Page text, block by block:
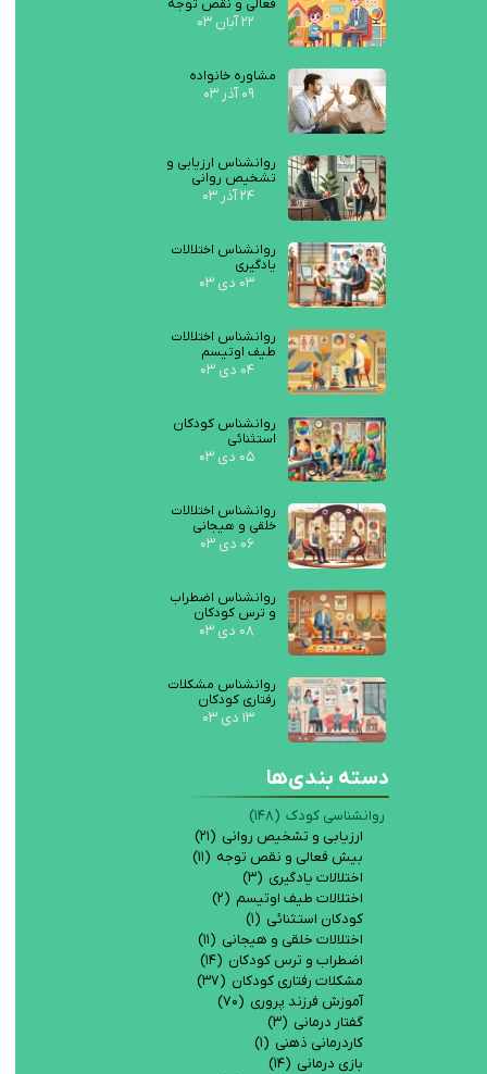
فعالی و نقص توجه
۲۲ آبان ۰۳
مشاوره خانواده
۰۹ آذر ۰۳
روانشناس ارزیابی و
تشخیص روانی
۲۴ آذر ۰۳
روانشناس اختلالات
یادگیری
۰۳ دی ۰۳
روانشناس اختلالات
طیف اوتیسم
۰۴ دی ۰۳
روانشناس کودکان
استثنائی
۰۵ دی ۰۳
روانشناس اختلالات
خلقی و هیجانی
۰۶ دی ۰۳
روانشناس اضطراب
و ترس کودکان
۰۸ دی ۰۳
روانشناس مشکلات
رفتاری کودکان
۱۳ دی ۰۳
روانشناسی کودک (۱۴۸)
ارزیابی و تشخیص روانی (۲۱)
بیش فعالی و نقص توجه (۱۱)
اختلالات یادگیری (۳)
اختلالات طیف اوتیسم (۲)
کودکان استثنائی (۱)
اختلالات خلقی و هیجانی (۱۱)
اضطراب و ترس کودکان (۱۴)
مشکلات رفتاری کودکان (۳۷)
آموزش فرزند پروری (۷۰)
گفتار درمانی (۳)
کاردرمانی ذهنی (۱)
بازی درمانی (۱۴)
دسته بندی‌ها